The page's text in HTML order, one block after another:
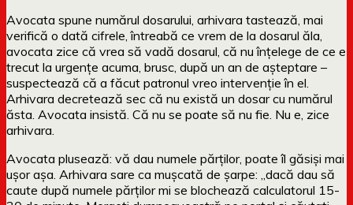
Avocata spune numărul dosarului, arhivara tastează, mai
verifică o dată cifrele, întreabă ce vrem de la dosarul ăla,
avocata zice că vrea să vadă dosarul, că nu înțelege de ce e
trecut la urgențe acuma, brusc, după un an de așteptare –
suspectează că a făcut patronul vreo intervenție în el.
Arhivara decretează sec că nu există un dosar cu numărul
ăsta. Avocata insistă. Că nu se poate să nu fie. Nu e, zice
arhivara.
Avocata plusează: vă dau numele părților, poate îl găsiși mai
ușor așa. Arhivara sare ca mușcată de șarpe: „dacă dau să
caute după numele părților mi se blochează calculatorul 15-